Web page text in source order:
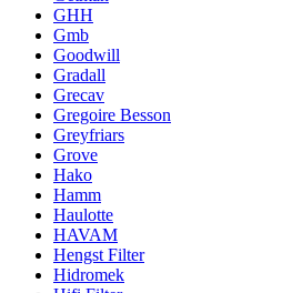
GHH
Gmb
Goodwill
Gradall
Grecav
Gregoire Besson
Greyfriars
Grove
Hako
Hamm
Haulotte
HAVAM
Hengst Filter
Hidromek